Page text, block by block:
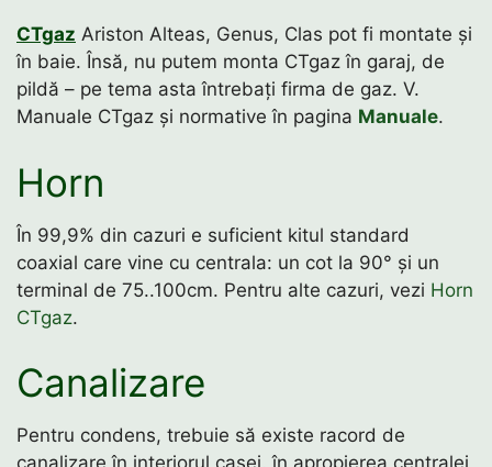
CTgaz Ariston Alteas, Genus, Clas pot fi montate și
în baie. Însă, nu putem monta CTgaz în garaj, de
pildă – pe tema asta întrebați firma de gaz. V.
Manuale CTgaz și normative în pagina Manuale.
Horn
În 99,9% din cazuri e suficient kitul standard
coaxial care vine cu centrala: un cot la 90° și un
terminal de 75..100cm. Pentru alte cazuri, vezi Horn
CTgaz.
Canalizare
Pentru condens, trebuie să existe racord de
canalizare în interiorul casei, în apropierea centralei